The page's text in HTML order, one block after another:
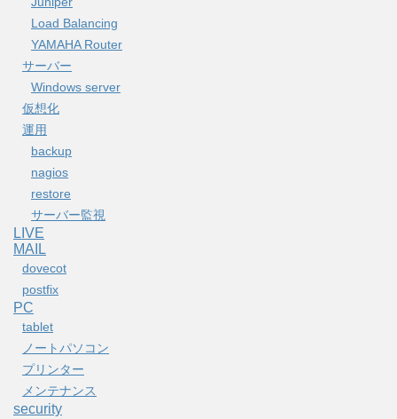
Load Balancing
YAMAHA Router
サーバー
Windows server
仮想化
運用
backup
nagios
restore
サーバー監視
LIVE
MAIL
dovecot
postfix
PC
tablet
ノートパソコン
プリンター
メンテナンス
security